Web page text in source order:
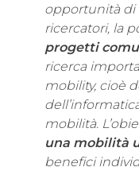
opportunità di
ricercatori, la
progetti
ricerca
mobility, cioè
mobilità.
una mobilità
benefici